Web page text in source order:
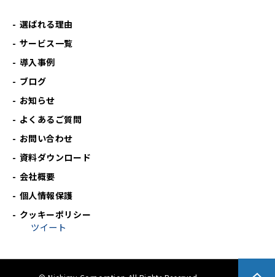
選ばれる理由
サービス一覧
導入事例
ブログ
お知らせ
よくあるご質問
お問い合わせ
資料ダウンロード
会社概要
個人情報保護
クッキーポリシー
ツイート